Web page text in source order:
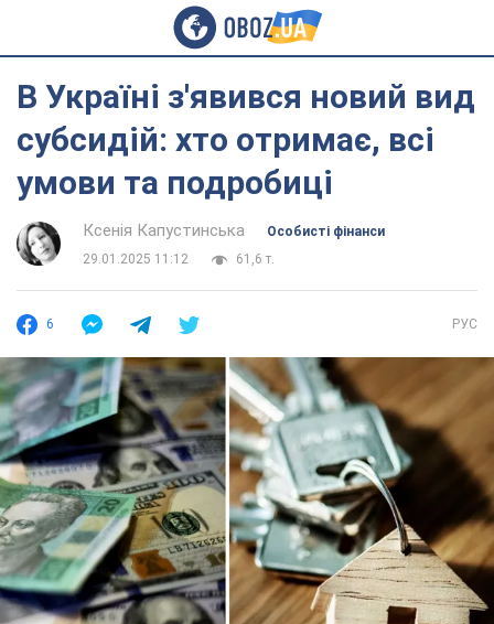
В Україні з'явився новий вид
субсидій: хто отримає, всі
умови та подробиці
Ксенія Капустинська
Особисті фінанси
29.01.2025 11:12
61,6 т.
6 РУС